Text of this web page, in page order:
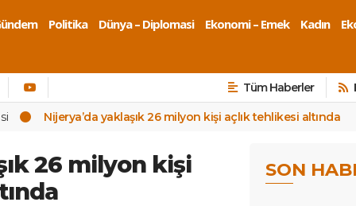
Politika Dünya – Diplomasi Ekonomi – Emek Kadın
Tüm Haberler
Nijerya’da yaklaşık 26 milyon kişi açlık tehlikesi altında
26 milyon kişi
SON